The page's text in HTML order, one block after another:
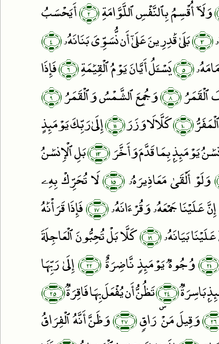
وَلَآ أُقْسِمُ بِٱلنَّفْسِ ٱللَّوَّامَةِ﴿٢﴾ أَيَحْسَبُ
﴿٣﴾ بَلَىٰ قَٰدِرِينَ عَلَىٰٓ أَن نُّسَوِّىَ بَنَانَهُۥ﴿٤﴾
﴿٥﴾ يَسْـَٔلُ أَيَّانَ يَوْمُ ٱلْقِيَٰمَةِ﴿٦﴾ فَإِذَا
﴿٨﴾ وَجُمِعَ ٱلشَّمْسُ وَٱلْقَمَرُ﴿٩﴾
﴿١٠﴾ كَلَّا لَا وَزَرَ﴿١١﴾ إِلَىٰ رَبِّكَ يَوْمَئِذٍ
يَوْمَئِذٍۭ بِمَا قَدَّمَ وَأَخَّرَ﴿١٣﴾ بَلِ ٱلْإِنسَٰنُ
وَلَوْ أَلْقَىٰ مَعَاذِيرَهُۥ﴿١٥﴾
لَا تُحَرِّكْ بِهِۦ
إِنَّ عَلَيْنَا جَمْعَهُۥ وَقُرْءَانَهُۥ﴿١٧﴾
فَإِذَا قَرَأْنَٰهُ
بَيَانَهُۥ﴿١٩﴾ كَلَّا بَلْ تُحِبُّونَ ٱلْعَاجِلَةَ
وُجُوهٌۭ يَوْمَئِذٍۢ نَّاضِرَةٌ﴿٢٢﴾
إِلَىٰ رَبِّهَا
بَاسِرَةٌۭ﴿٢٤﴾ تَظُنُّ أَن يُفْعَلَ بِهَا فَاقِرَةٌۭ﴿٢٥﴾
وَقِيلَ مَنْ ۜ رَاقٍۢ﴿٢٧﴾
وَظَنَّ أَنَّهُ ٱلْفِرَاقُ